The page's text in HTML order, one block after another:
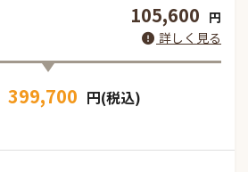
105,600 円
詳しく見る
399,700 円(税込)